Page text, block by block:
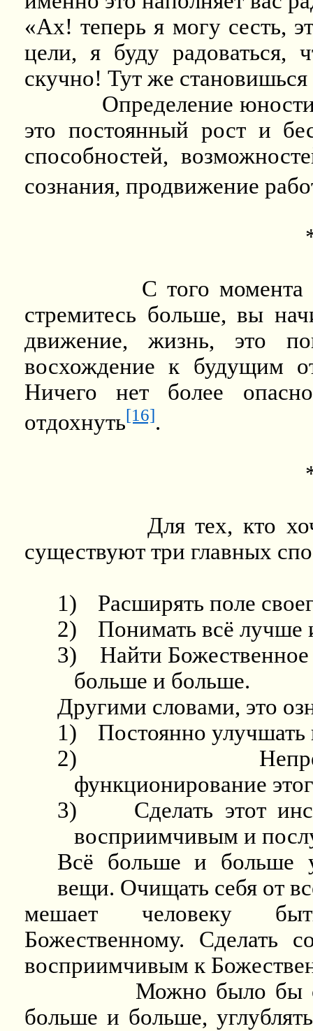
«Ах! теперь я могу сесть,
цели, я буду радоваться,
скучно! Тут же
Определение
это постоянный рост и
способностей,
сознания, продвижение
С того момента
стремитесь больше, вы
движение, жизнь, это
восхождение к будущим
Ничего нет более
отдохнуть[16].
Для тех, кто
существуют три главных
1)
Расширять поле
2)
Понимать всё лучше
3)
Найти Божественное
больше и больше.
Другими словами, это
1)
Постоянно
2)
функционирование
3)
Сделать этот
восприимчивым и
Всё больше и больше
вещи. Очищать себя от
мешает человеку
Божественному. Сделать
восприимчивым к
Можно было бы
больше и больше,